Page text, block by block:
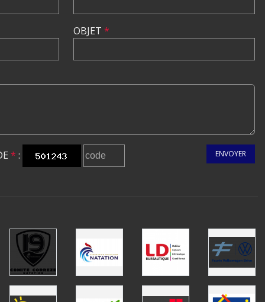
OBJET *
* : ENVOYER